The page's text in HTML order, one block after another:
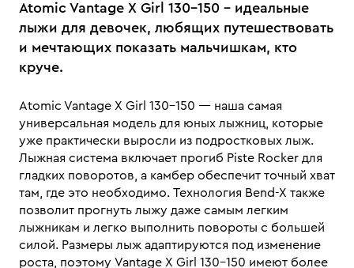
Atomic Vantage X Girl 130-150 - идеальные
лыжи для девочек, любящих путешествовать
и мечтающих показать мальчишкам, кто
круче.
Atomic Vantage X Girl 130-150 — наша самая
универсальная модель для юных лыжниц, которые
уже практически выросли из подростковых лыж.
Лыжная система включает прогиб Piste Rocker для
гладких поворотов, а камбер обеспечит точный хват
там, где это необходимо. Технология Bend-X также
позволит прогнуть лыжу даже самым легким
лыжникам и легко выполнить повороты с большей
силой. Размеры лыж адаптируются под изменение
роста, поэтому Vantage X Girl 130-150 имеют более